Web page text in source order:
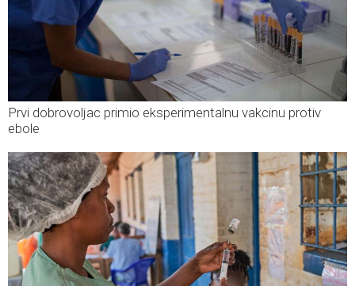
Prvi dobrovoljac primio eksperimentalnu vakcinu protiv
ebole